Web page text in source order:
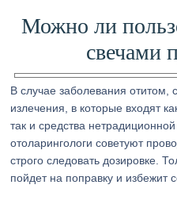
Можно ли
свечами
В случае заболевания отитом,
излечения, в которые входят
так и средства
отоларингологи советуют
строго следовать дозировке.
пойдет на поправку и избежит